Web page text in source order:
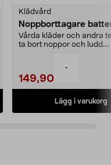
-
Klädvård
Noppborttagare
Vårda kläder och andra
ta bort noppor och ludd.
149,90
Lägg i varukorg